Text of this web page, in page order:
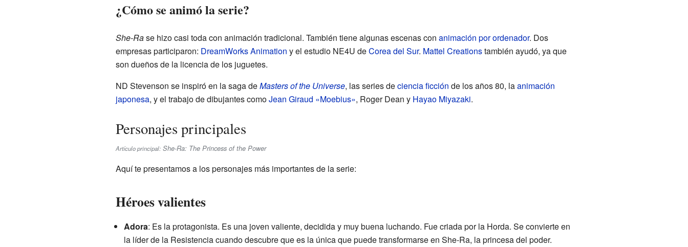
¿Cómo se animó la serie?
She-Rase hizo casi toda con animación tradicional. También tiene algunas escenas con animación por ordenador. Dos
empresas participaron: DreamWorks Animation y el estudio NE4U deCorea del Sur. Mattel Creationstambién ayudó, ya que
son dueños de la licencia de los juguetes.
ND Stevenson se inspiró en la saga deMasters of the Universe, las series deciencia ficción de los años 80, laanimación
japonesa, y el trabajo de dibujantes comoJean Giraud «Moebius», Roger Dean y Hayao Miyazaki.
Personajes principales
Artículo principal: She-Ra: The Princess of the Power
Aquí te presentamos a los personajes más importantes de la serie:
Héroes valientes
Adora: Es la protagonista. Es una joven valiente, decidida y muy buena luchando. Fue criada por la Horda. Se convierte en
la líder de la Resistencia cuando descubre que es la única que puede transformarse en She-Ra, la princesa del poder.